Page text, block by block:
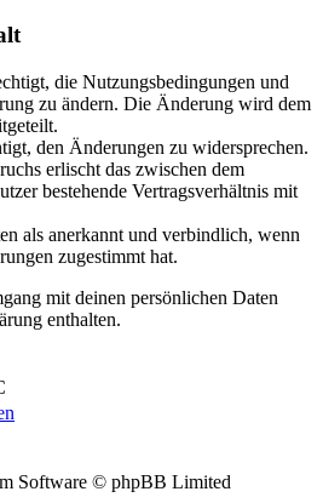
die Nutzungsbedingungen und
zu ändern. Die Änderung wird dem
den Änderungen zu widersprechen.
erlischt das zwischen dem
bestehende Vertragsverhältnis mit
als anerkannt und verbindlich, wenn
zugestimmt hat.
mit deinen persönlichen Daten
enthalten.
Software © phpBB Limited